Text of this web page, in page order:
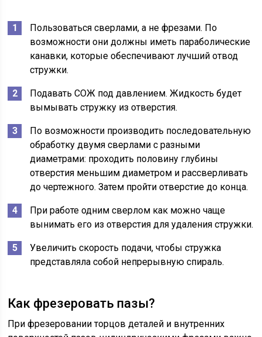
Пользоваться сверлами, а не фрезами. По
возможности они должны иметь параболические
канавки, которые обеспечивают лучший отвод
стружки.
Подавать СОЖ под давлением. Жидкость будет
вымывать стружку из отверстия.
По возможности производить последовательную
обработку двумя сверлами с разными
диаметрами: проходить половину глубины
отверстия меньшим диаметром и рассверливать
до чертежного. Затем пройти отверстие до конца.
При работе одним сверлом как можно чаще
вынимать его из отверстия для удаления стружки.
Увеличить скорость подачи, чтобы стружка
представляла собой непрерывную спираль.
Как фрезеровать пазы?
При фрезеровании торцов деталей и внутренних